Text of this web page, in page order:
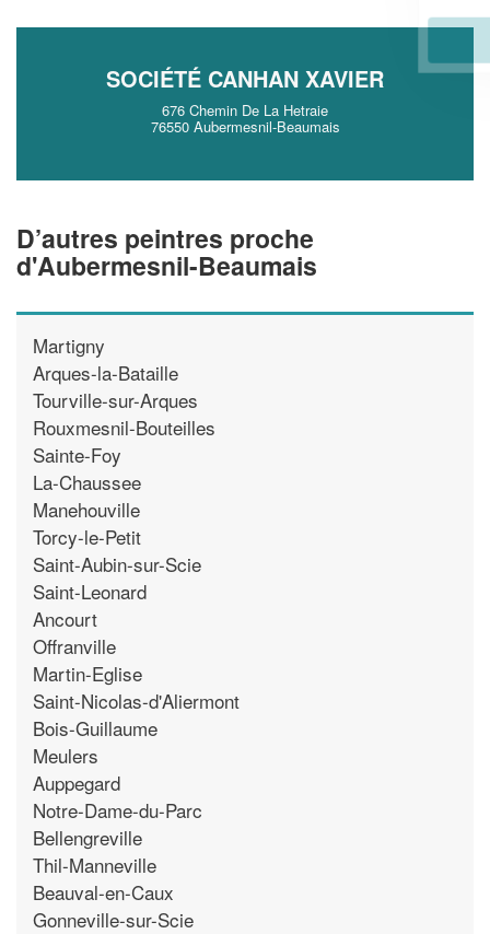
SOCIÉTÉ CANHAN XAVIER
676 Chemin De La Hetraie
76550 Aubermesnil-Beaumais
D’autres peintres proche
d'Aubermesnil-Beaumais
Martigny
Arques-la-Bataille
Tourville-sur-Arques
Rouxmesnil-Bouteilles
Sainte-Foy
La-Chaussee
Manehouville
Torcy-le-Petit
Saint-Aubin-sur-Scie
Saint-Leonard
Ancourt
Offranville
Martin-Eglise
Saint-Nicolas-d'Aliermont
Bois-Guillaume
Meulers
Auppegard
Notre-Dame-du-Parc
Bellengreville
Thil-Manneville
Beauval-en-Caux
Gonneville-sur-Scie